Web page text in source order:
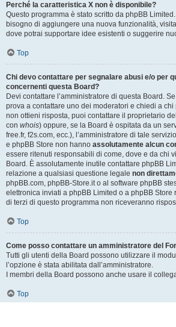
Perché la caratteristica X non è disponibile?
Questo programma è stato scritto da phpBB
bisogno di aggiungere una nuova funzionalità, visita
dove potrai supportare idee esistenti o suggerire
Top
Chi devo contattare per segnalare abusi e/o per
concernenti questa Board?
Devi contattare l’amministratore di questa Board.
prova a contattare uno dei moderatori e chiedi a
non ottieni risposta, puoi contattare il proprietario
con whois) oppure, se la Board è ospitata da un
free.fr, f2s.com, ecc.), l’amministratore di tale
e phpBB Store non hanno assolutamente alcun
essere ritenuti responsabili di come, dove e da chi
Board. È assolutamente inutile contattare phpBB
relazione a qualsiasi questione legale non
phpBB.com, phpBB-Store.it o al software phpBB
elettronica inviati a phpBB Limited o a phpBB Store
di terzi di questo programma non riceveranno
Top
Come posso contattare un amministratore del
Tutti gli utenti della Board possono utilizzare il
l’opzione è stata abilitata dall’amministratore.
I membri della Board possono anche usare il
Top